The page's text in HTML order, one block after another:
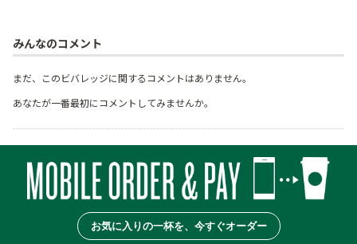
みんなのコメント
まだ、このビバレッジに関するコメントはありません。
あなたが一番最初にコメントしてみませんか。
お気に入りの一杯を、今すぐオーダー